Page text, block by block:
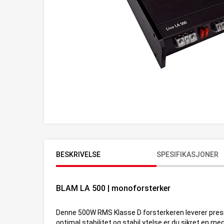
BESKRIVELSE SPESIFIKASJONER
BLAM LA 500 | monoforsterker
Denne 500W RMS Klasse D forsterkeren leverer